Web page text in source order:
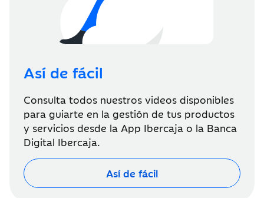
Así de fácil
Consulta todos nuestros videos disponibles
para guiarte en la gestión de tus productos
y servicios desde la App Ibercaja o la Banca
Digital Ibercaja.
Así de fácil